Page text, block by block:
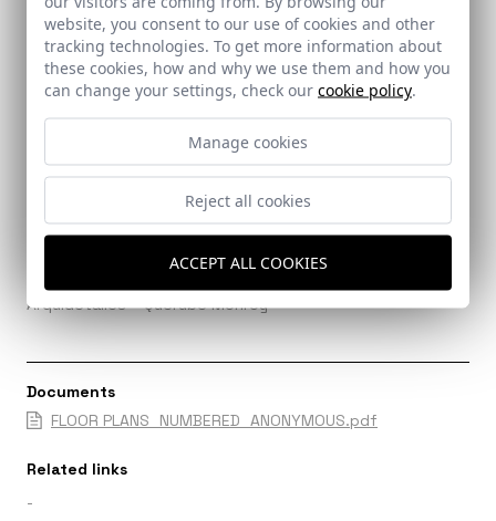
Architects
Robles Boesler, Sandra
Privado
Arquidetalles – Querube Monroy
Documents
FLOOR PLANS_NUMBERED_ANONYMOUS.pdf
Related links
-
website, you consent to our use of cookies and other
tracking technologies. To get more information about
these cookies, how and why we use them and how you
can change your settings, check our cookie policy.
Manage cookies
Reject all cookies
ACCEPT ALL COOKIES